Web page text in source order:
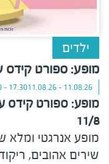
ילדים
מופע: ספורט קידס
11.08.26 - 11.08.26
17:30 - 18:30
מופע: ספורט קידס
11/8
מופע אנרגטי ומלא
שירים אהובים,